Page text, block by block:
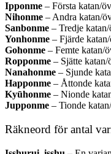
Ipponme – Första katan/
Nihonme – Andra katan/
Sanbonme – Tredje
Yonhonme – Fjärde
Gohonme – Femte katan/
Ropponme – Sjätte
Nanahonme – Sjunde
Happonme – Åttonde
Kyūhonme – Nionde
Jupponme – Tionde
Räkneord för antal